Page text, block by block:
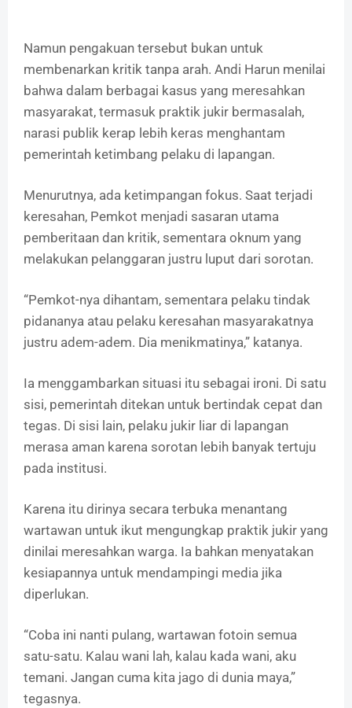
Namun pengakuan tersebut bukan untuk
membenarkan kritik tanpa arah. Andi Harun menilai
bahwa dalam berbagai kasus yang meresahkan
masyarakat, termasuk praktik jukir bermasalah,
narasi publik kerap lebih keras menghantam
pemerintah ketimbang pelaku di lapangan.
Menurutnya, ada ketimpangan fokus. Saat terjadi
keresahan, Pemkot menjadi sasaran utama
pemberitaan dan kritik, sementara oknum yang
melakukan pelanggaran justru luput dari sorotan.
“Pemkot-nya dihantam, sementara pelaku tindak
pidananya atau pelaku keresahan masyarakatnya
justru adem-adem. Dia menikmatinya,” katanya.
Ia menggambarkan situasi itu sebagai ironi. Di satu
sisi, pemerintah ditekan untuk bertindak cepat dan
tegas. Di sisi lain, pelaku jukir liar di lapangan
merasa aman karena sorotan lebih banyak tertuju
pada institusi.
Karena itu dirinya secara terbuka menantang
wartawan untuk ikut mengungkap praktik jukir yang
dinilai meresahkan warga. Ia bahkan menyatakan
kesiapannya untuk mendampingi media jika
diperlukan.
“Coba ini nanti pulang, wartawan fotoin semua
satu-satu. Kalau wani lah, kalau kada wani, aku
temani. Jangan cuma kita jago di dunia maya,”
tegasnya.